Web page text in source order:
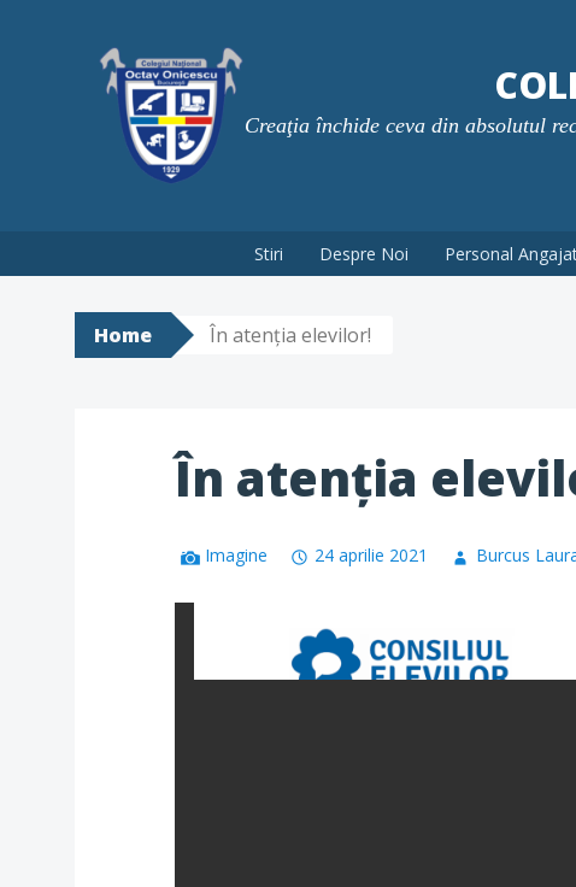
Creaţia închide ceva din absolutul
Stiri Despre Noi Personal
Home În atenția elevilor!
În atenția
Imagine 24 aprilie 2021 Burcus